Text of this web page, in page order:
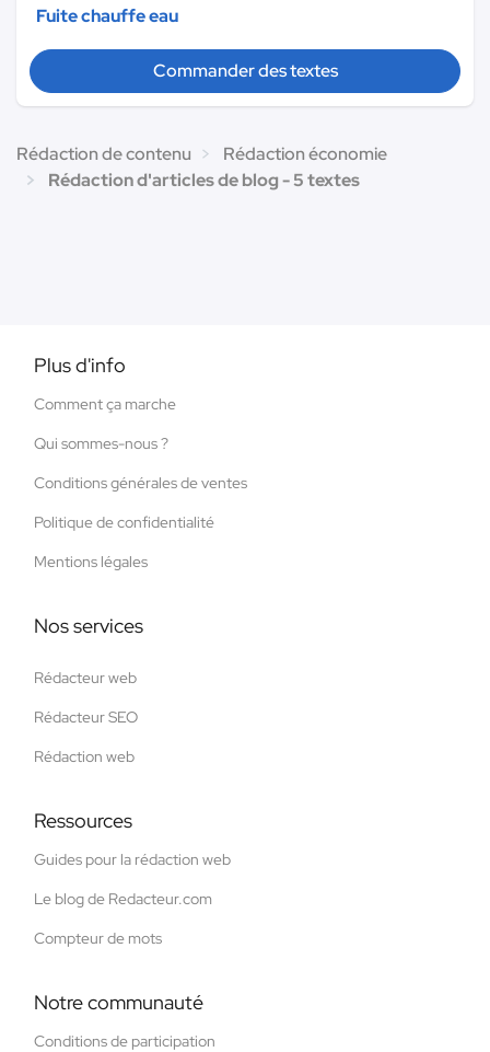
Fuite chauffe eau
Commander des textes
Rédaction de contenu
Rédaction économie
Rédaction d'articles de blog - 5 textes
Plus d'info
Comment ça marche
Qui sommes-nous ?
Conditions générales de ventes
Politique de confidentialité
Mentions légales
Nos services
Rédacteur web
Rédacteur SEO
Rédaction web
Ressources
Guides pour la rédaction web
Le blog de Redacteur.com
Compteur de mots
Notre communauté
Conditions de participation